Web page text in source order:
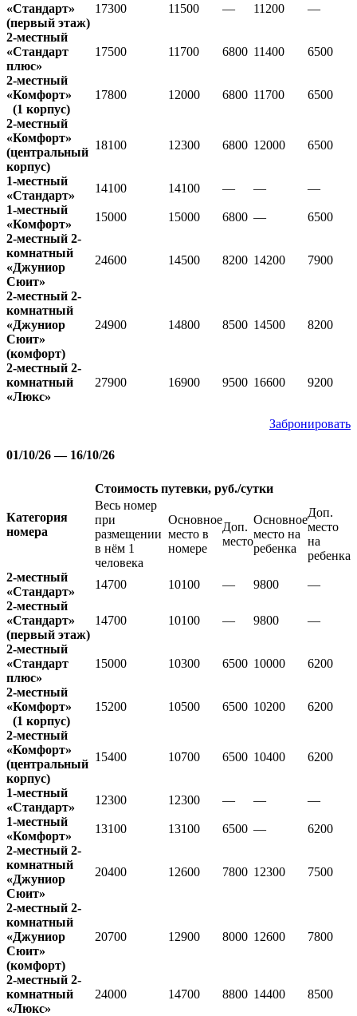
«Стандарт»
(первый этаж)
17300 11500 — 11200 —
2-местный
«Стандарт
плюс»
17500 11700 6800 11400 6500
2-местный
«Комфорт»
(1 корпус)
17800 12000 6800 11700 6500
2-местный
«Комфорт»
(центральный
корпус)
18100 12300 6800 12000 6500
1-местный
«Стандарт»
14100 14100 — —
—
1-местный
«Комфорт»
15000 15000 6800 —
6500
2-местный 2-
комнатный
«Джуниор
Сюит»
24600 14500 8200 14200 7900
2-местный 2-
комнатный
«Джуниор
Сюит»
(комфорт)
24900 14800 8500 14500 8200
2-местный 2-
комнатный
«Люкс»
27900 16900 9500 16600 9200
Забронировать
01/10/26 — 16/10/26
Категория
номера
Стоимость путевки, руб./сутки
Весь номер
при
размещении
в нём 1
человека
Основное
место в
номере
Доп.
место
Основное
место на
ребенка
Доп.
место
на
ребенка
2-местный
«Стандарт»
14700 10100 — 9800
—
2-местный
«Стандарт»
(первый этаж)
14700 10100 — 9800 —
2-местный
«Стандарт
плюс»
15000 10300 6500 10000 6200
2-местный
«Комфорт»
(1 корпус)
15200 10500 6500 10200 6200
2-местный
«Комфорт»
(центральный
корпус)
15400 10700 6500 10400 6200
1-местный
«Стандарт»
12300 12300 — —
—
1-местный
«Комфорт»
13100 13100 6500 —
6200
2-местный 2-
комнатный
«Джуниор
Сюит»
20400 12600 7800 12300 7500
2-местный 2-
комнатный
«Джуниор
Сюит»
(комфорт)
20700 12900 8000 12600 7800
2-местный 2-
комнатный
«Люкс»
24000 14700 8800 14400 8500